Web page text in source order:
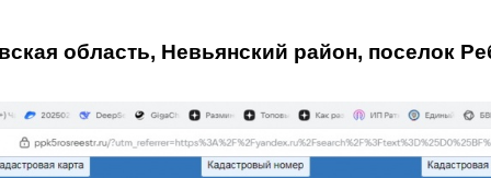
область, Невьянский район, поселок